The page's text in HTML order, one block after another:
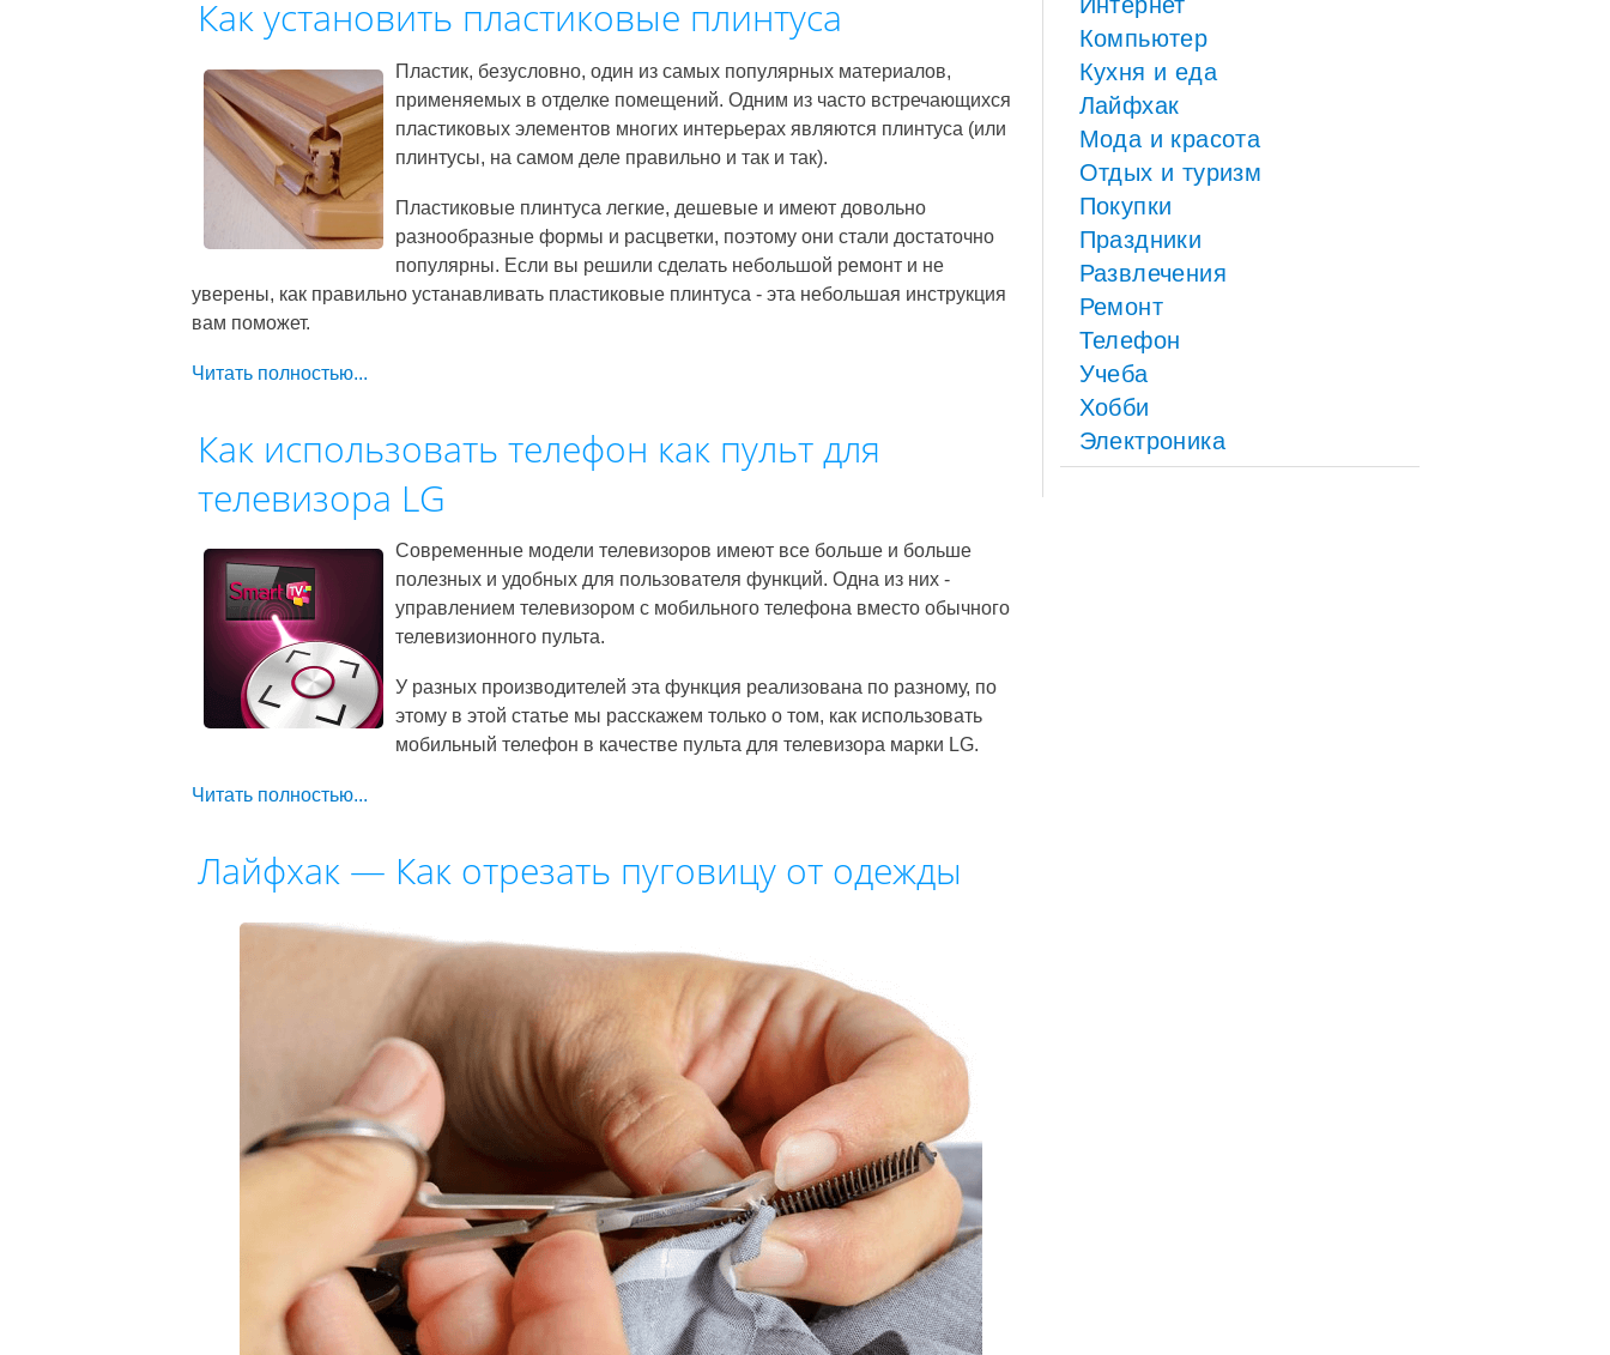
Как установить пластиковые плинтуса
Пластик, безусловно, один из самых популярных материалов,
применяемых в отделке помещений. Одним из часто встречающихся
пластиковых элементов многих интерьерах являются плинтуса (или
плинтусы, на самом деле правильно и так и так).
Пластиковые плинтуса легкие, дешевые и имеют довольно
разнообразные формы и расцветки, поэтому они стали достаточно
популярны. Если вы решили сделать небольшой ремонт и не
уверены, как правильно устанавливать пластиковые плинтуса - эта небольшая инструкция
вам поможет.
Читать полностью...
Как использовать телефон как пульт для
телевизора LG
Современные модели телевизоров имеют все больше и больше
полезных и удобных для пользователя функций. Одна из них -
управлением телевизором с мобильного телефона вместо обычного
телевизионного пульта.
У разных производителей эта функция реализована по разному, по
этому в этой статье мы расскажем только о том, как использовать
мобильный телефон в качестве пульта для телевизора марки LG.
Читать полностью...
Лайфхак — Как отрезать пуговицу от одежды
Компьютер
Кухня и еда
Лайфхак
Мода и красота
Отдых и туризм
Покупки
Праздники
Развлечения
Ремонт
Телефон
Учеба
Хобби
Электроника